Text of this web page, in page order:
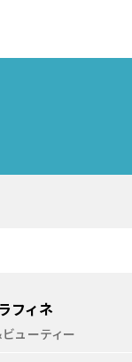
ラフィネ
ューティー